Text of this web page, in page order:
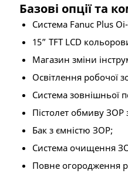
Базові опції та
Система Fanuc Plus
15” TFT LCD
Магазин зміни
Освітлення робочої
Система зовнішньої
Пістолет обмиву
Бак з ємністю ЗОР;
Система очищення
Повне огородження